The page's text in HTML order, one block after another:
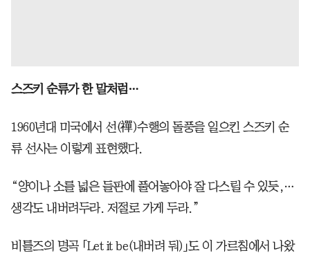
스즈키 순류가 한 말처럼…
1960년대 미국에서 선(禪)수행의 돌풍을 일으킨 스즈키 순
류 선사는 이렇게 표현했다.
“양이나 소를 넓은 들판에 풀어놓아야 잘 다스릴 수 있듯,…
생각도 내버려두라. 저절로 가게 두라.”
비틀즈의 명곡 「Let it be(내버려 둬)」도 이 가르침에서 나왔